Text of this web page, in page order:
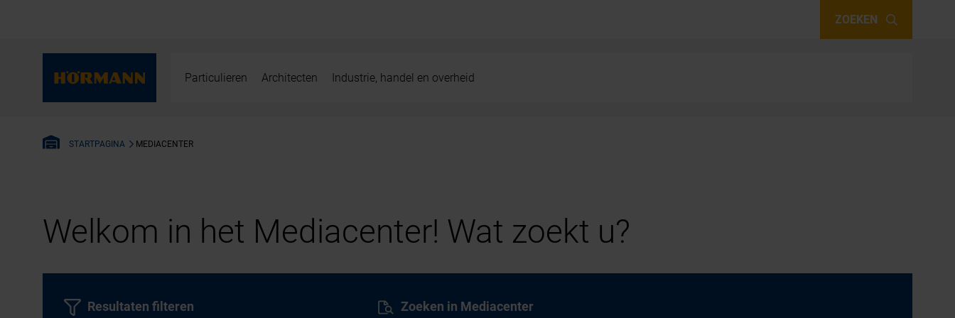
ZOEKEN
Particulieren Architecten Industrie, handel en overheid
STARTPAGINA MEDIACENTER
Welkom in het Mediacenter! Wat zoekt u?
Zoeken in Mediacenter
Resultaten filteren